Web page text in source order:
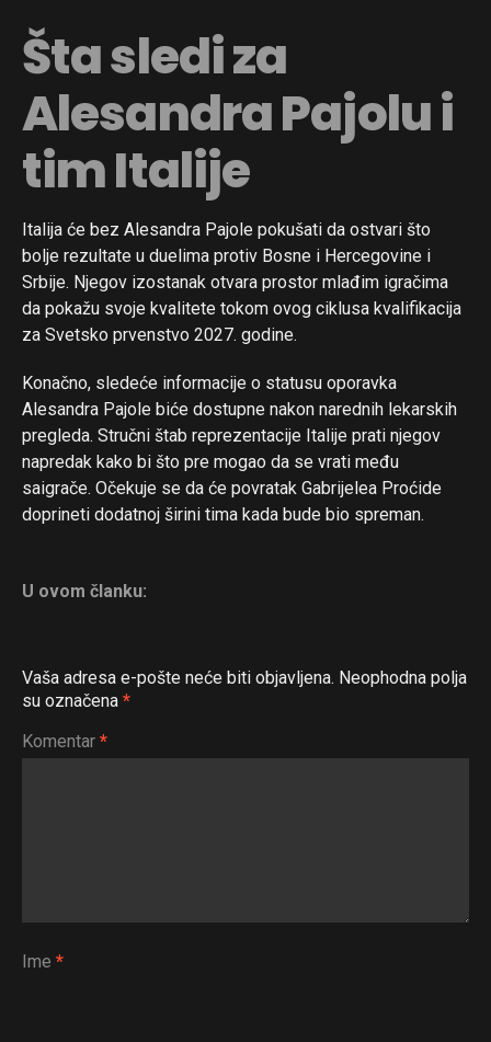
Šta sledi za
Alesandra Pajolu i
tim Italije
Italija će bez Alesandra Pajole pokušati da ostvari što
bolje rezultate u duelima protiv Bosne i Hercegovine i
Srbije. Njegov izostanak otvara prostor mlađim igračima
da pokažu svoje kvalitete tokom ovog ciklusa kvalifikacija
za Svetsko prvenstvo 2027. godine.
Konačno, sledeće informacije o statusu oporavka
Alesandra Pajole biće dostupne nakon narednih lekarskih
pregleda. Stručni štab reprezentacije Italije prati njegov
napredak kako bi što pre mogao da se vrati među
saigrače. Očekuje se da će povratak Gabrijelea Proćide
doprineti dodatnoj širini tima kada bude bio spreman.
U ovom članku:
Vaša adresa e-pošte neće biti objavljena. Neophodna polja
su označena *
Komentar *
Ime *
Reddit
Pinterest
Whatsapp
Email